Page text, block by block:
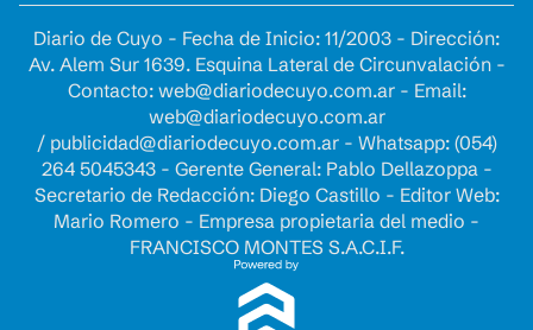
Diario de Cuyo - Fecha de Inicio: 11/2003 - Dirección:
Av. Alem Sur 1639. Esquina Lateral de Circunvalación -
Contacto: web@diariodecuyo.com.ar- Email:
web@diariodecuyo.com.ar
/ publicidad@diariodecuyo.com.ar- Whatsapp: (054)
264 5045343 - Gerente General: Pablo Dellazoppa -
Secretario de Redacción: Diego Castillo - Editor Web:
Mario Romero - Empresa propietaria del medio -
FRANCISCO MONTES S.A.C.I.F.